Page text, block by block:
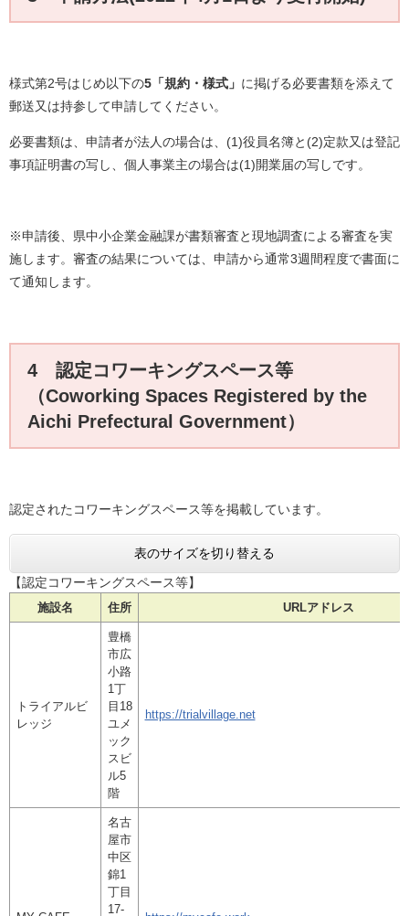
様式第2号はじめ以下の5「規約・様式」 に掲げる必要書類を添えて
郵送又は持参して申請してください。
必要書類は、申請者が法人の場合は、(1)役員名簿と(2)定款又は登記
事項証明書の写し、個人事業主の場合は(1)開業届の写しです。
※申請後、県中小企業金融課が書類審査と現地調査による審査を実
施します。審査の結果については、申請から通常3週間程度で書面に
て通知します。
4 認定コワーキングスペース等
（Coworking Spaces Registered by the
Aichi Prefectural Government）
認定されたコワーキングスペース等を掲載しています。
表のサイズを切り替える
【認定コワーキングスペース等】
施設名 住所 URLアドレス
トライアルビ
レッジ
豊橋
市広
小路
1丁
目18
ユメ
ック
スビ
ル5
階
https://trialvillage.net
名古
屋市
中区
錦1
丁目
17-